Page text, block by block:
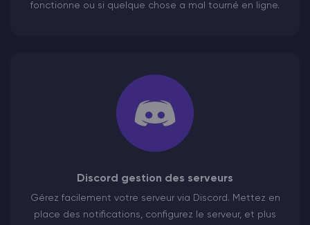
fonctionne ou si quelque chose a mal tourné en ligne.
Discord gestion des serveurs
Gérez facilement votre serveur via Discord. Mettez en
place des notifications, configurez le serveur, et plus